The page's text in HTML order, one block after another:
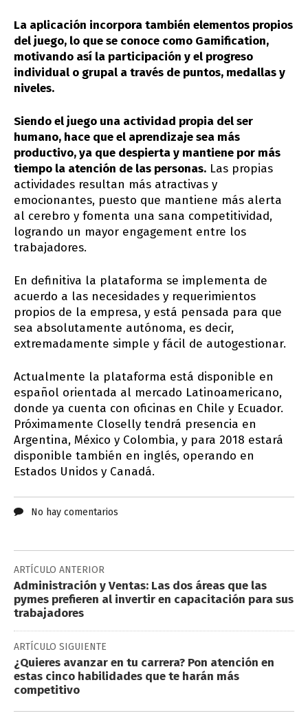
La aplicación incorpora también elementos propios
del juego, lo que se conoce como Gamification,
motivando así la participación y el progreso
individual o grupal a través de puntos, medallas y
niveles.
Siendo el juego una actividad propia del ser
humano, hace que el aprendizaje sea más
productivo, ya que despierta y mantiene por más
tiempo la atención de las personas. Las propias
actividades resultan más atractivas y
emocionantes, puesto que mantiene más alerta
al cerebro y fomenta una sana competitividad,
logrando un mayor engagement entre los
trabajadores.
En definitiva la plataforma se implementa de
acuerdo a las necesidades y requerimientos
propios de la empresa, y está pensada para que
sea absolutamente autónoma, es decir,
extremadamente simple y fácil de autogestionar.
Actualmente la plataforma está disponible en
español orientada al mercado Latinoamericano,
donde ya cuenta con oficinas en Chile y Ecuador.
Próximamente Closelly tendrá presencia en
Argentina, México y Colombia, y para 2018 estará
disponible también en inglés, operando en
Estados Unidos y Canadá.
No hay comentarios
ARTÍCULO ANTERIOR
Administración y Ventas: Las dos áreas que las
pymes prefieren al invertir en capacitación para sus
trabajadores
ARTÍCULO SIGUIENTE
¿Quieres avanzar en tu carrera? Pon atención en
estas cinco habilidades que te harán más
competitivo